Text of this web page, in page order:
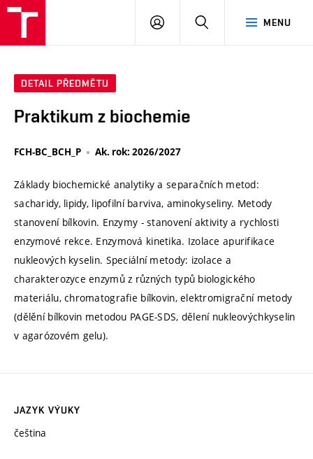
MENU
PŘIHLÁSIT
DETAIL PŘEDMĚTU
Praktikum z biochemie
FCH-BC_BCH_P Ak. rok: 2026/2027
Základy biochemické analytiky a separačních metod:
sacharidy, lipidy, lipofilní barviva, aminokyseliny. Metody
stanovení bílkovin. Enzymy - stanovení aktivity a rychlosti
enzymové rekce. Enzymová kinetika. Izolace apurifikace
nukleových kyselin. Speciální metody: izolace a
charakterozyce enzymů z různých typů biologického
materiálu, chromatografie bílkovin, elektromigrační metody
(dělění bílkovin metodou PAGE-SDS, dělení nukleovýchkyselin
v agarózovém gelu).
JAZYK VÝUKY
čeština